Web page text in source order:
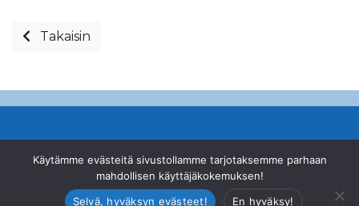
Takaisin
© Suomen Ampumahiihtoliitto ry
Valimotie 10, 00380 Helsinki| +358 46 878 2200
office@biathlon.fi
Käytämme evästeitä sivustollamme tarjotaksemme parhaan
mahdollisen käyttäjäkokemuksen!
Selvä, hyväksyn evästeet!
En hyväksy!